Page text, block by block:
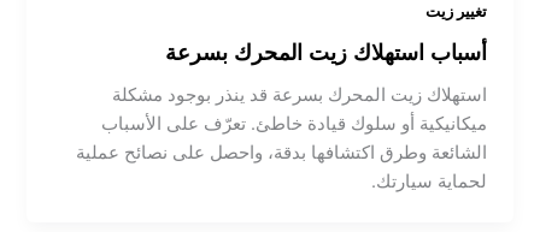
تغيير زيت
أسباب استهلاك زيت المحرك بسرعة
استهلاك زيت المحرك بسرعة قد ينذر بوجود مشكلة
ميكانيكية أو سلوك قيادة خاطئ. تعرّف على الأسباب
الشائعة وطرق اكتشافها بدقة، واحصل على نصائح عملية
لحماية سيارتك.